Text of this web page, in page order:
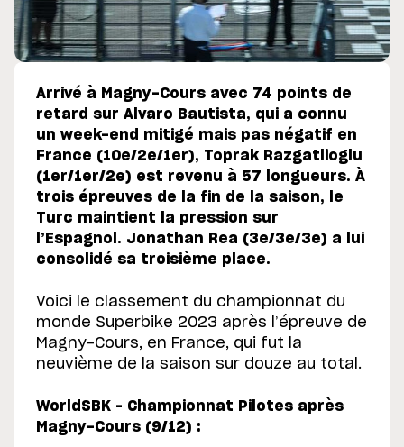
Arrivé à Magny-Cours avec 74 points de
retard sur Alvaro Bautista, qui a connu
un week-end mitigé mais pas négatif en
France (10e/2e/1er), Toprak Razgatlioglu
(1er/1er/2e) est revenu à 57 longueurs. À
trois épreuves de la fin de la saison, le
Turc maintient la pression sur
l’Espagnol. Jonathan Rea (3e/3e/3e) a lui
consolidé sa troisième place.
Voici le classement du championnat du
monde Superbike 2023 après l’épreuve de
Magny-Cours, en France, qui fut la
neuvième de la saison sur douze au total.
WorldSBK – Championnat Pilotes après
Magny-Cours (9/12) :